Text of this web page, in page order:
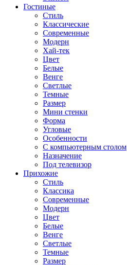
Гостиные
Стиль
Классические
Современные
Модерн
Хай-тек
Цвет
Белые
Венге
Светлые
Темные
Размер
Мини стенки
Форма
Угловые
Особенности
С компьютерным столом
Назначение
Под телевизор
Прихожие
Стиль
Классика
Современные
Модерн
Цвет
Белые
Венге
Светлые
Темные
Размер